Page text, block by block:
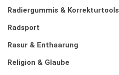
Radiergummis & Korrekturtools
Radsport
Rasur & Enthaarung
Religion & Glaube